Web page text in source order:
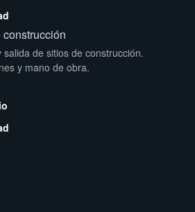
de sitios de construcción.
y mano de obra.